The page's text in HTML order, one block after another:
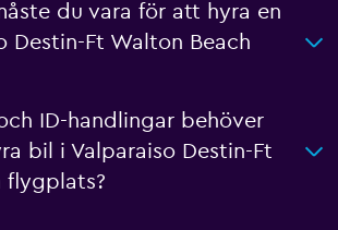
du vara för att hyra en
Destin-Ft Walton Beach
ID-handlingar behöver
bil i Valparaiso Destin-Ft
flygplats?